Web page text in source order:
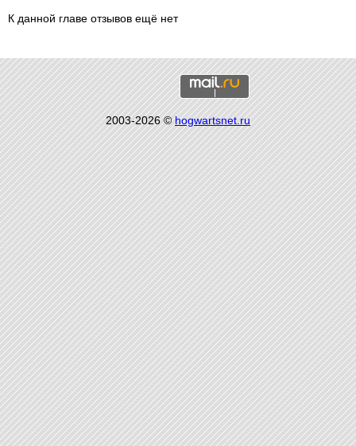
К данной главе отзывов ещё нет
2003-2026 ©hogwartsnet.ru